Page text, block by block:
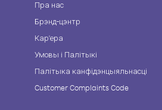
Пра нас
Брэнд-цэнтр
Кар'ера
Умовы і Палітыкі
Палітыка канфідэнцыяльнасці
Customer Complaints Code